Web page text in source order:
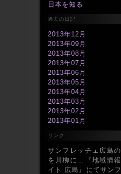
日本を知る
過去の日記
2013年12月
2013年09月
2013年08月
2013年07月
2013年06月
2013年05月
2013年04月
2013年03月
2013年02月
2013年01月
2012年11月
2012年10月
2012年09月
2012年08月
リンク
サンフレッチェ広島
を川柳に…『地域情
イト 広島』にてサン